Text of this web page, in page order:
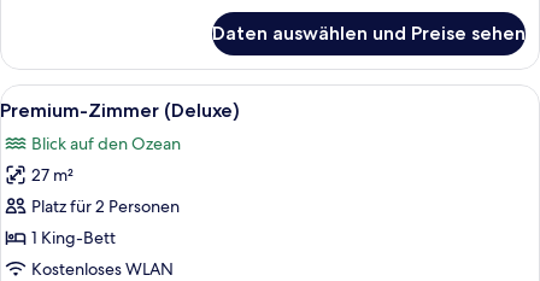
Zimmer,
Meerblick
Daten auswählen und Preise sehen
Alle
Fotos
für
Premium-
Zimmer
(Deluxe)
anzeigen
Ein Hotelzimmer mit Bett,
6
Premium-Zimmer (Deluxe)
Blick auf den Ozean
27 m²
Platz für 2 Personen
1 King-Bett
Kostenloses WLAN